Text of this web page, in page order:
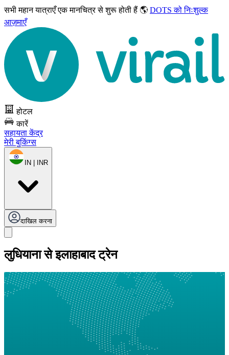
सभी महान यात्राएँएक मानचित्र से शुरू होती हैं 🌎 DOTS को निःशुल्क
आज़माएँ
होटल
कारें
सहायता केंद्र
मेरी बुकिंग्स
IN | INR
दाखिल करना
लुधियाना से इलाहाबाद ट्रेन